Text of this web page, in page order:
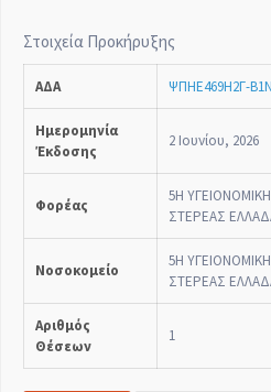
Στοιχεία Προκήρυξης
ΑΔΑ ΨΠΗΕ469Η2Γ-Β1Ν
Ημερομηνία
Έκδοσης
2 Ιουνίου, 2026
Φορέας
5Η
ΣΤΕΡΕΑΣ
Νοσοκομείο
5Η
ΣΤΕΡΕΑΣ
Αριθμός
Θέσεων
1